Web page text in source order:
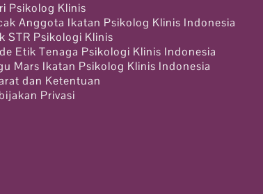
Psikolog Klinis
Anggota Ikatan Psikolog Klinis Indonesia
STR Psikologi Klinis
Etik Tenaga Psikologi Klinis Indonesia
Mars Ikatan Psikolog Klinis Indonesia
dan Ketentuan
Privasi